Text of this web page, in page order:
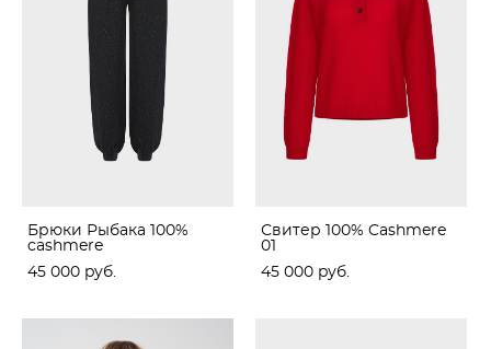
Брюки Рыбака 100%
cashmere
45 000 pуб.
Свитер 100% Cashmere
01
45 000 pуб.